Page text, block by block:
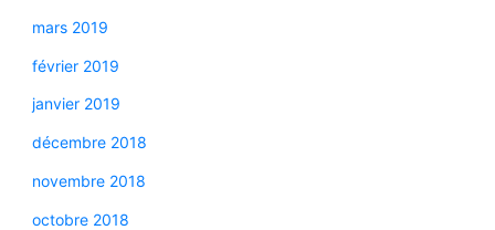
mars 2019
février 2019
janvier 2019
décembre 2018
novembre 2018
octobre 2018